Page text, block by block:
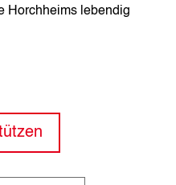
Horchheims lebendig